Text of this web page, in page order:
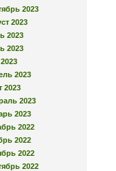
2023
2023
2023
2023
2023
2023
2023
2023
2022
2022
2022
2022